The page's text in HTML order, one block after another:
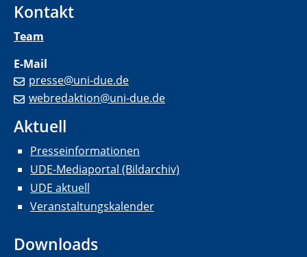
Kontakt
Team
E-Mail
presse@uni-due.de
webredaktion@uni-due.de
Aktuell
Presseinformationen
UDE-Mediaportal (Bildarchiv)
UDE aktuell
Veranstaltungskalender
Downloads